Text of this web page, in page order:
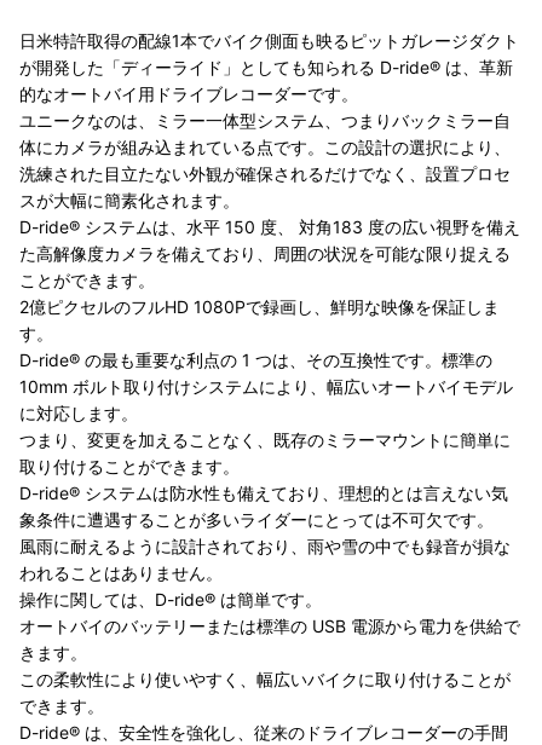
日米特許取得の配線1本でバイク側面も映るピットガレージダクト
が開発した「ディーライド」としても知られる D-ride® は、革新
的なオートバイ用ドライブレコーダーです。
ユニークなのは、ミラー一体型システム、つまりバックミラー自
体にカメラが組み込まれている点です。この設計の選択により、
洗練された目立たない外観が確保されるだけでなく、設置プロセ
スが大幅に簡素化されます。
D-ride® システムは、水平 150 度、 対角183 度の広い視野を備え
た高解像度カメラを備えており、周囲の状況を可能な限り捉える
ことができます。
2億ピクセルのフルHD 1080Pで録画し、鮮明な映像を保証しま
す。
D-ride® の最も重要な利点の 1 つは、その互換性です。標準の
10mm ボルト取り付けシステムにより、幅広いオートバイモデル
に対応します。
つまり、変更を加えることなく、既存のミラーマウントに簡単に
取り付けることができます。
D-ride® システムは防水性も備えており、理想的とは言えない気
象条件に遭遇することが多いライダーにとっては不可欠です。
風雨に耐えるように設計されており、雨や雪の中でも録音が損な
われることはありません。
操作に関しては、D-ride® は簡単です。
オートバイのバッテリーまたは標準の USB 電源から電力を供給で
きます。
この柔軟性により使いやすく、幅広いバイクに取り付けることが
できます。
D-ride® は、安全性を強化し、従来のドライブレコーダーの手間